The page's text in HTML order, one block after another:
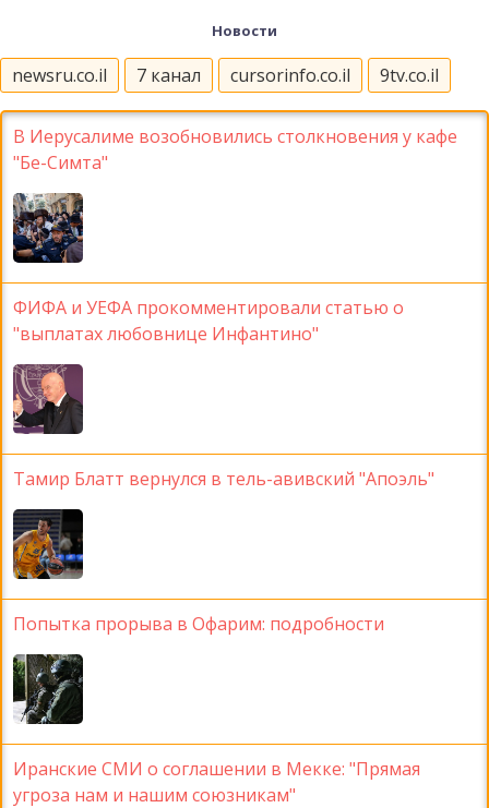
Новости
newsru.co.il 7 канал cursorinfo.co.il 9tv.co.il
В Иерусалиме возобновились столкновения у кафе
"Бе-Симта"
ФИФА и УЕФА прокомментировали статью о
"выплатах любовнице Инфантино"
Тамир Блатт вернулся в тель-авивский "Апоэль"
Попытка прорыва в Офарим: подробности
Иранские СМИ о соглашении в Мекке: "Прямая
угроза нам и нашим союзникам"